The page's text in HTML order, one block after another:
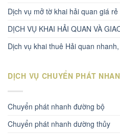
Dịch vụ mở tờ khai hải quan giá rẻ
DỊCH VỤ KHAI HẢI QUAN VÀ
Dịch vụ khai thuê Hải quan
DỊCH VỤ CHUYỂN PHÁT
Chuyển phát nhanh đường bộ
Chuyển phát nhanh dường thủy